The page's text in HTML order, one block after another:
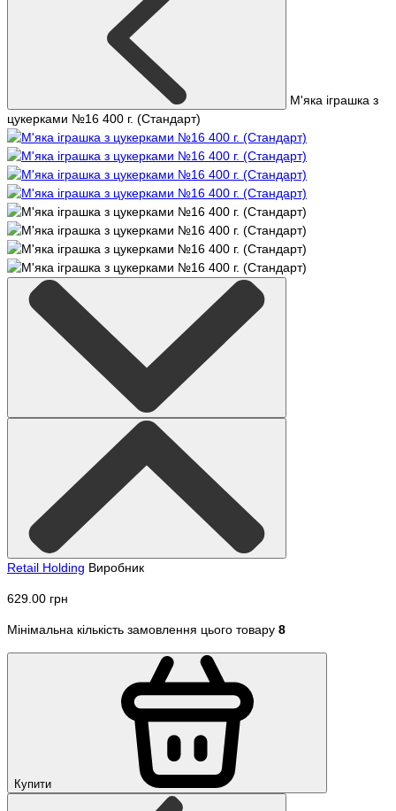
М'яка іграшка з
цукерками №16 400 г. (Стандарт)
Retail Holding Виробник
629.00 грн
Мінімальна кількість замовлення цього товару 8
Купити